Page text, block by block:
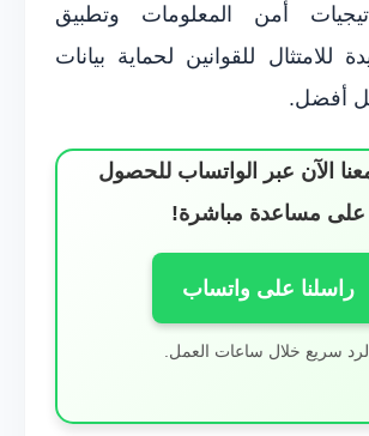
أمن المعلومات وتطبيق
للامتثال للقوانين لحماية بيانات
أفضل.
الآن عبر الواتساب للحصول
على مساعدة مباشرة!
راسلنا على واتساب
سريع خلال ساعات العمل.